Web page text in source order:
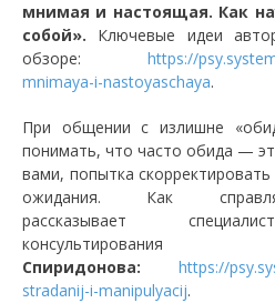
мнимая и настоящая. Как
собой». Ключевые идеи
обзоре: https://
mnimaya-i-nastoyaschaya.
При общении с излишне
понимать, что часто обида —
вами, попытка
ожидания. Как
рассказывает
Спиридонова:
https://
stradanij-i-manipulyacij.